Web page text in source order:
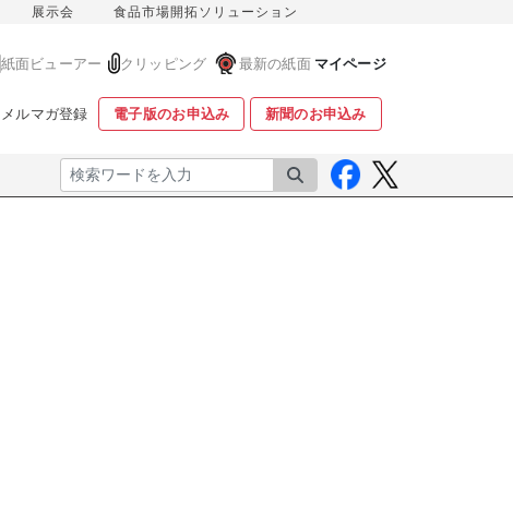
展示会 食品市場開拓ソリューション
紙面ビューアー クリッピング 最新の紙面 マイページ
メルマガ登録 電子版のお申込み 新聞のお申込み
検索